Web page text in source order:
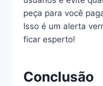
peça para você
Isso é um alerta
ficar esperto!
Conclusão